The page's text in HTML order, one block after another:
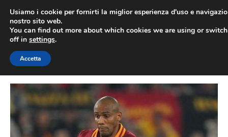
contenuto
Usiamo i cookie per fornirti la miglior esperienza d'uso e
nostro sito web.
You can find out more about which cookies we are using or
off in settings.
Accetta